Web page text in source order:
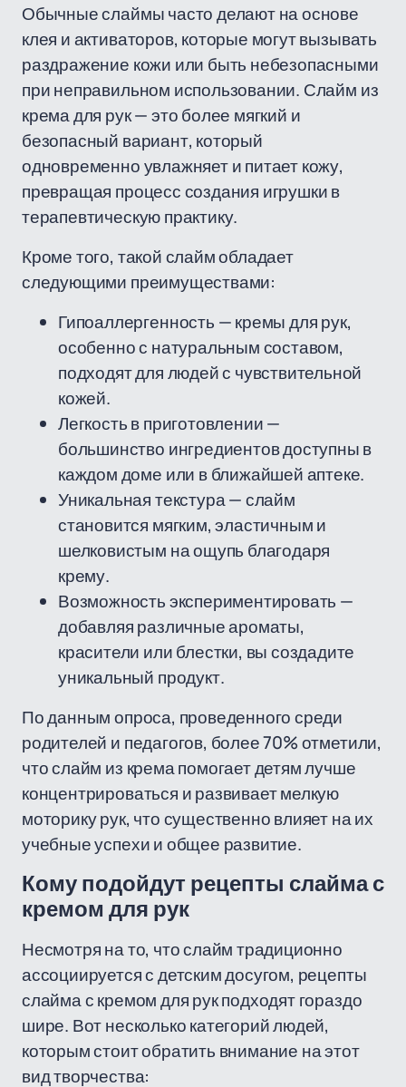
Обычные слаймы часто делают на основе
клея и активаторов, которые могут вызывать
раздражение кожи или быть небезопасными
при неправильном использовании. Слайм из
крема для рук — это более мягкий и
безопасный вариант, который
одновременно увлажняет и питает кожу,
превращая процесс создания игрушки в
терапевтическую практику.
Кроме того, такой слайм обладает
следующими преимуществами:
Гипоаллергенность — кремы для рук,
особенно с натуральным составом,
подходят для людей с чувствительной
кожей.
Легкость в приготовлении —
большинство ингредиентов доступны в
каждом доме или в ближайшей аптеке.
Уникальная текстура — слайм
становится мягким, эластичным и
шелковистым на ощупь благодаря
крему.
Возможность экспериментировать —
добавляя различные ароматы,
красители или блестки, вы создадите
уникальный продукт.
По данным опроса, проведенного среди
родителей и педагогов, более 70% отметили,
что слайм из крема помогает детям лучше
концентрироваться и развивает мелкую
моторику рук, что существенно влияет на их
учебные успехи и общее развитие.
Кому подойдут рецепты слайма с
кремом для рук
Несмотря на то, что слайм традиционно
ассоциируется с детским досугом, рецепты
слайма с кремом для рук подходят гораздо
шире. Вот несколько категорий людей,
которым стоит обратить внимание на этот
вид творчества: